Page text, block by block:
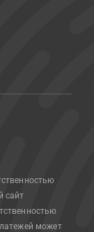
сайт
может